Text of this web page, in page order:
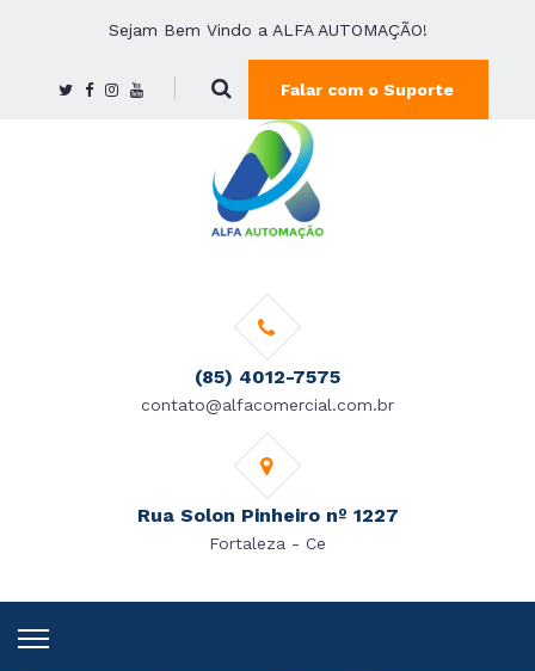
Sejam Bem Vindo a ALFA AUTOMAÇÃO!
Falar com o Suporte
(85) 4012-7575
contato@alfacomercial.com.br
Rua Solon Pinheiro nº 1227
Fortaleza - Ce